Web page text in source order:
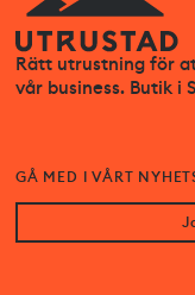
Rätt utrustning för
vår business. Butik i
GÅ MED I VÅRT